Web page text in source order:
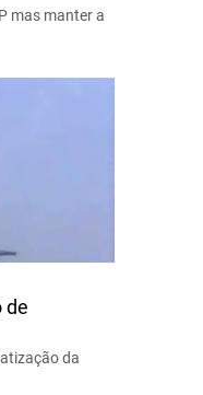
mas manter a
de
da